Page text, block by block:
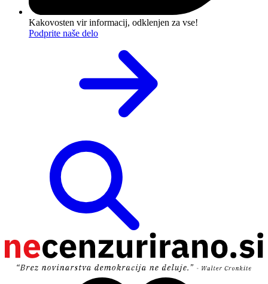
Kakovosten vir informacij, odklenjen za vse!
Podprite naše delo